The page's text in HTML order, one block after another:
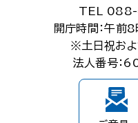
TEL 088-
開庁時間：午
※土日祝およ
法人番号